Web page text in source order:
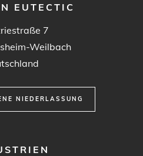
EUTECTIC
7
Weilbach
NIEDERLASSUNG